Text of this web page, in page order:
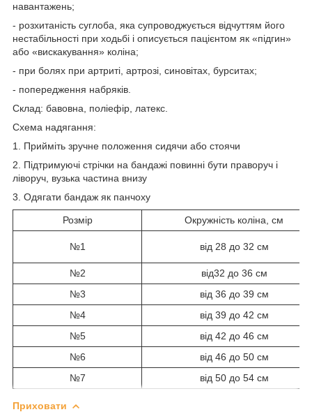
навантажень;
- розхитаність суглоба, яка супроводжується відчуттям його
нестабільності при ходьбі і описується пацієнтом як «підгин»
або «вискакування» коліна;
- при болях при артриті, артрозі, синовітах, бурситах;
- попередження набряків.
Склад: бавовна, поліефір, латекс.
Схема надягання:
1. Прийміть зручне положення сидячи або стоячи
2. Підтримуючі стрічки на бандажі повинні бути праворуч і
ліворуч, вузька частина внизу
3. Одягати бандаж як панчоху
Розмір Окружність коліна, см
№1 від 28 до 32 см
№2
від32 до 36 см
№3
від 36 до 39 см
№4
від 39 до 42 см
№5
від 42 до 46 см
№6
від 46 до 50 см
№7
від 50 до 54 см
Приховати